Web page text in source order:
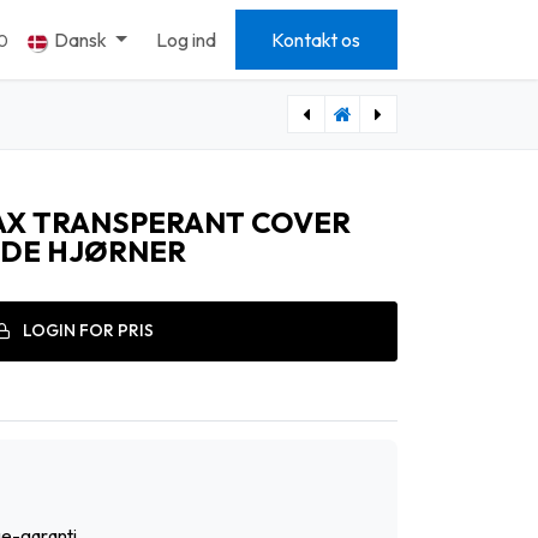
Dansk Log ind Kontakt os
TRANSPERANT COVER
HJØRNER
LOGIN FOR PRIS